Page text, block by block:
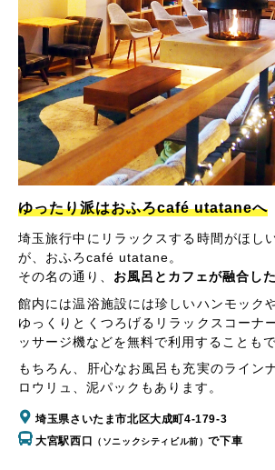
ゆったり派はおふろcafé utataneへ
埼玉旅行中にリラックスする時間がほし
が、おふろcafé utatane。
その名の通り、 お風呂とカフェが融合し
館内には温浴施設には珍しいハンモック
ゆっくりとくつろげるリラックスコーナ
ッサージ機などを無料で利用することもで
もちろん、肝心なお風呂も充実のライン
ロウリュ、泥パックもあります。
埼玉県さいたま市北区大成町4-179-3
大宮駅西口
（ソニックシティビル前）で下車